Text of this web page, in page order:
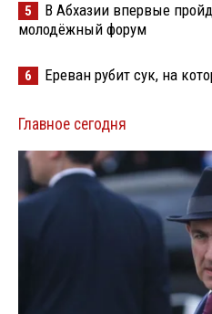
5
В Абхазии впервые
молодёжный форум
6 Ереван рубит сук, на
Главное сегодня